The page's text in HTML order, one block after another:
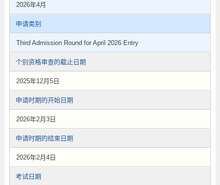
2026年4月
申请类别
Third Admission Round for April 2026 Entry
个别资格审查的截止日期
2025年12月5日
申请时期的开始日期
2026年2月3日
申请时期的结束日期
2026年2月4日
考试日期